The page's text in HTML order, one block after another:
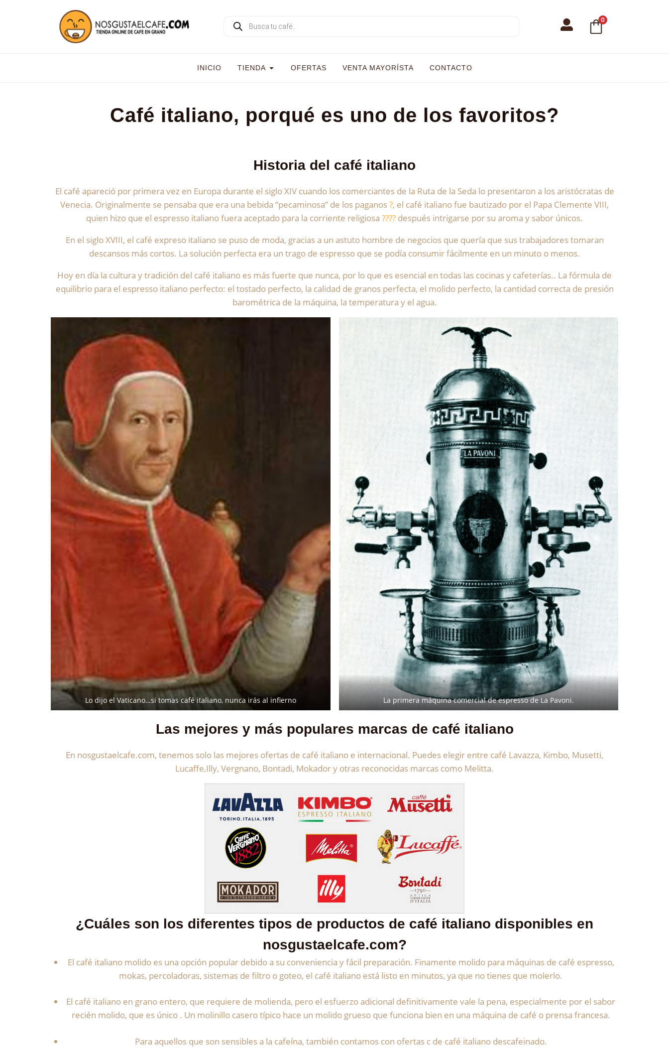
0
INICIO TIENDA OFERTAS VENTA MAYORÍSTA CONTACTO
Café italiano, porqué es uno de los favoritos?
Historia del café italiano
El café apareció por primera vez en Europa durante el siglo XIV cuando los comerciantes de la Ruta de la Seda lo presentaron a los aristócratas de
Venecia. Originalmente se pensaba que era una bebida “pecaminosa” de los paganos?, el café italiano fue bautizado por el Papa Clemente VIII,
quien hizo que el espresso italiano fuera aceptado para la corriente religiosa ???? después intrigarse por su aroma y sabor únicos.
En el siglo XVIII, el café expreso italiano se puso de moda, gracias a un astuto hombre de negocios que quería que sus trabajadores tomaran
descansos más cortos. La solución perfecta era un trago de espresso que se podía consumir fácilmente en un minuto o menos.
Hoy en día la cultura y tradición del café italiano es más fuerte que nunca, por lo que es esencial en todas las cocinas y cafeterías.. La fórmula de
equilibrio para el espresso italiano perfecto: el tostado perfecto, la calidad de granos perfecta, el molido perfecto, la cantidad correcta de presión
barométrica de la máquina, la temperatura y el agua.
Lo dijo el Vaticano…si tomas café italiano, nunca irás al infierno La primera máquina comercial de espresso de La Pavoni.
Las mejores y más populares marcas de café italiano
En nosgustaelcafe.com, tenemos solo las mejores ofertas de café italiano e internacional. Puedes elegir entre café Lavazza, Kimbo, Musetti,
Lucaffe,Illy, Vergnano, Bontadi, Mokador y otras reconocidas marcas como Melitta.
¿Cuáles son los diferentes tipos de productos de café italiano disponibles en
nosgustaelcafe.com?
El café italiano molido es una opción popular debido a su conveniencia y fácil preparación. Finamente molido para máquinas de café espresso,
mokas, percoladoras, sistemas de filtro o goteo, el café italiano está listo en minutos, ya que no tienes que molerlo.
El café italiano en grano entero, que requiere de molienda, pero el esfuerzo adicional definitivamente vale la pena, especialmente por el sabor
recién molido, que es único . Un molinillo casero típico hace un molido grueso que funciona bien en una máquina de café o prensa francesa.
Para aquellos que son sensibles a la cafeína, también contamos con ofertas c de café italiano descafeinado.